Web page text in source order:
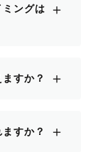
ングは
＋
すか？ ＋
すか？ ＋